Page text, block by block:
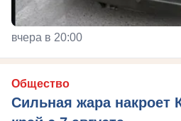
вчера в 20:00
Общество
Сильная жара накроет